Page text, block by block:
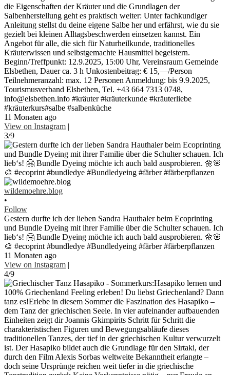
die Eigenschaften der Kräuter und die Grundlagen der
Salbenherstellung geht es praktisch weiter: Unter fachkundiger
Anleitung stellst du deine eigene Salbe her und erfährst, wie du sie
gezielt bei kleinen Alltagsbeschwerden einsetzen kannst. Ein
Angebot für alle, die sich für Naturheilkunde, traditionelles
Kräuterwissen und selbstgemachte Hausmittel begeistern.
Beginn/Treffpunkt: 12.9.2025, 15:00 Uhr, Vereinsraum Gemeinde
Elsbethen, Dauer ca. 3 h Unkostenbeitrag: € 15,—/Person
Teilnehmeranzahl: max. 12 Personen Anmeldung: bis 9.9.2025,
Tourismusverband Elsbethen, Tel. +43 664 7313 0748,
info@elsbethen.info #kräuter #kräuterkunde #kräuterliebe
#kräuterkurs#salbe #salbenküche
11 Monaten ago
View on Instagram |
3/9
wildemoehre.blog
•
Follow
Gestern durfte ich der lieben Sandra Hauthaler beim Ecoprinting
und Bundle Dyeing mit ihrer Familie über die Schulter schauen. Ich
lieb‘s! 🤗 Bundle Dyeing möchte ich auch bald ausprobieren. 🌼🌸
🎨 #ecoprint #bundledye #Bundledyeing #färber #färberpflanzen
11 Monaten ago
View on Instagram |
4/9